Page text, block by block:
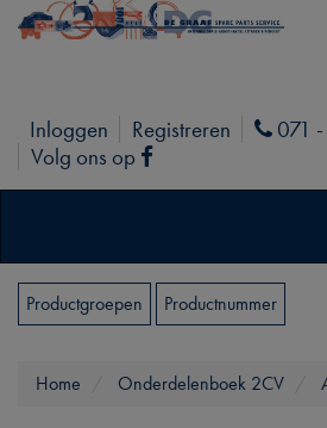
Inloggen Registreren Phone
071
Volg ons op
Facebook
Productgroepen Productnummer
Home Onderdelenboek 2CV